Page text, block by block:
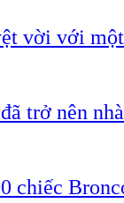
vời với
trở nên
chiếc